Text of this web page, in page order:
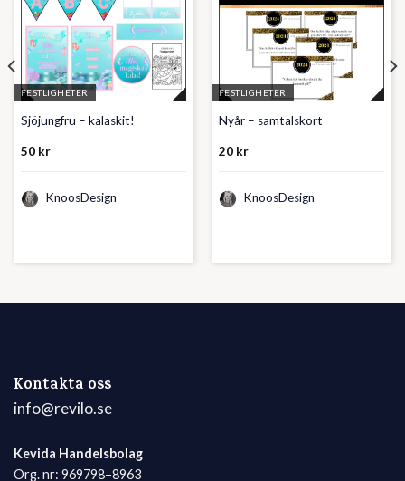
FESTLIGHETER
Sjöjungfru – kalaskit!
50 kr
KnoosDesign
FESTLIGHETER
Nyår – samtalskort
20 kr
KnoosDesign
Kontakta oss
info@revilo.se
Kevida Handelsbolag
Org. nr: 969798–8963